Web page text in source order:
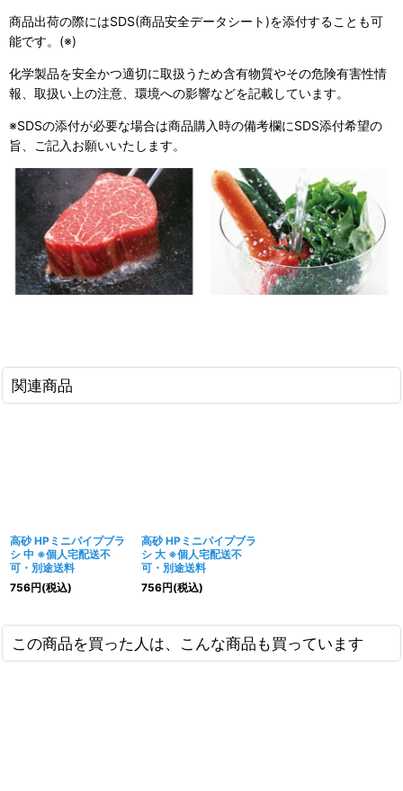
商品出荷の際にはSDS(商品安全データシート)を添付することも可
能です。(※)
化学製品を安全かつ適切に取扱うため含有物質やその危険有害性情
報、取扱い上の注意、環境への影響などを記載しています。
※SDSの添付が必要な場合は商品購入時の備考欄にSDS添付希望の
旨、ご記入お願いいたします。
関連商品
高砂 HPミニパイプブラ
シ 中 ※個人宅配送不
可・別途送料
756円(税込)
高砂 HPミニパイプブラ
シ 大 ※個人宅配送不
可・別途送料
756円(税込)
この商品を買った人は、こんな商品も買っています